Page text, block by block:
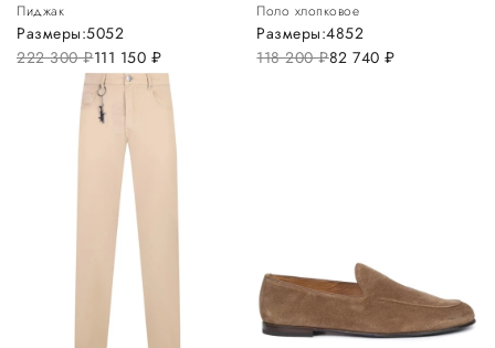
Пиджак
222 300руб.111 150 руб.
Размеры:5052
Поло хлопковое
118 200руб.82 740руб.
Размеры:4852